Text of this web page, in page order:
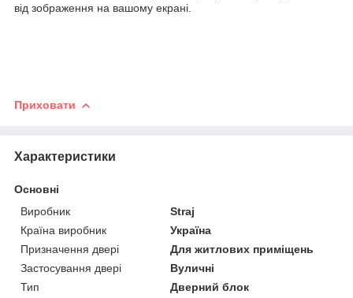
від зображення на вашому екрані.
Приховати
Характеристики
Основні
Виробник
Straj
Країна виробник
Україна
Призначення двері
Для житлових приміщень
Застосування двері
Вуличні
Тип
Дверний блок